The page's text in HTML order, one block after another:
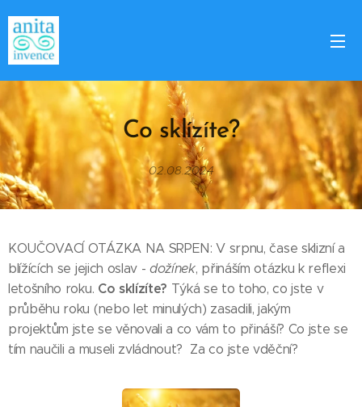
Co sklízíte?
02.08.2024
KOUČOVACÍ OTÁZKA NA SRPEN: V srpnu, čase sklizní a
blížících se jejich oslav -dožínek, přináším otázku k reflexi
letošního roku. Co sklízíte? Týká se to toho, co jste v
průběhu roku (nebo let minulých) zasadili, jakým
projektům jste se věnovali a co vám to přináší? Co jste se
tím naučili a museli zvládnout? Za co jste vděční?